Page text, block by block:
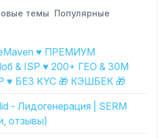
темы Популярные
♥️ ПРЕМИУМ
& ISP ♥️ 200+ ГЕО & 30М
БЕЗ KYC 🎁 КЭШБЕК 🎁
- Лидогенерация | SERM
отзывы)